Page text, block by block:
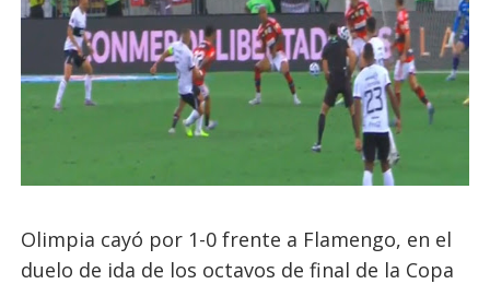
Olimpia cayó por 1-0 frente a Flamengo, en el
duelo de ida de los octavos de final de la Copa